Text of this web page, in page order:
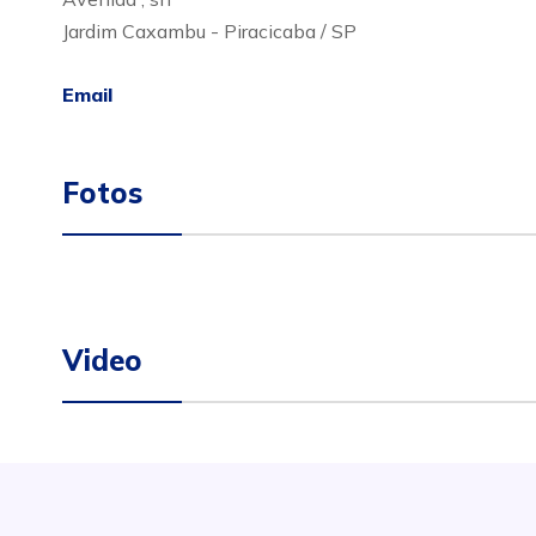
Jardim Caxambu - Piracicaba / SP
Email
Fotos
Video